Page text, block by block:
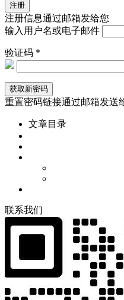
注册信息通过邮箱发给您
输入用户名或电子邮件
验证码 *
重置密码链接通过邮箱发送
文章目录
联系我们